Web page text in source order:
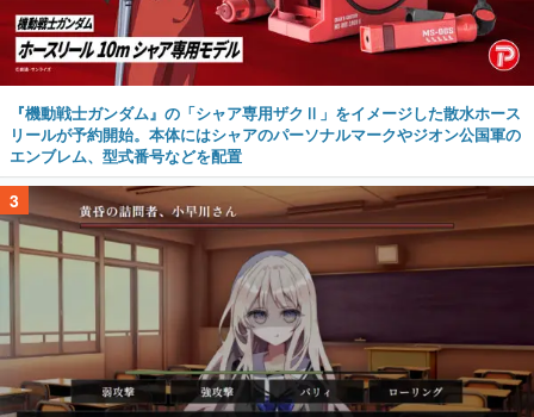
『機動戦士ガンダム』の「シャア専用ザクⅡ」をイメージした散水ホース
リールが予約開始。本体にはシャアのパーソナルマークやジオン公国軍の
エンブレム、型式番号などを配置
3